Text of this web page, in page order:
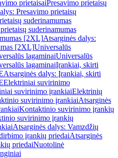
prietaisaiPresavimo prietaisų
Presavimo prietaisų
suderinamumas
suderinamumas
[2XL]Atsarginės dalys:
[2XL]Universalūs
lagaminaiUniversalūs
lagaminaiĮrankiai, skirti
Atsarginės dalys: Įrankiai, skirti
Elektriniai suvirinimo
suvirinimo įrankiaiElektrinių
suvirinimo įrankiaiAtsarginės
Kontaktinio suvirinimo įrankių
suvirinimo įrankių
Atsarginės dalys: Vamzdžių
įrankių priedaiAtsarginės
priedaiNuotolinė